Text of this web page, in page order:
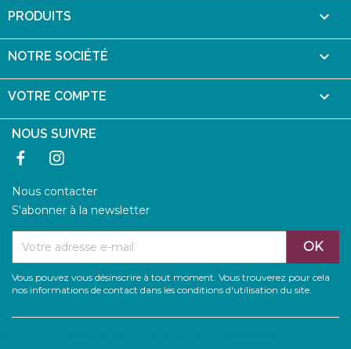
PRODUITS 
NOTRE SOCIÉTÉ 
VOTRE COMPTE 
NOUS SUIVRE
Facebook
Nous contacter
S'abonner à la newsletter
Vous pouvez vous désinscrire à tout moment. Vous trouverez pour cela
nos informations de contact dans les conditions d'utilisation du site.